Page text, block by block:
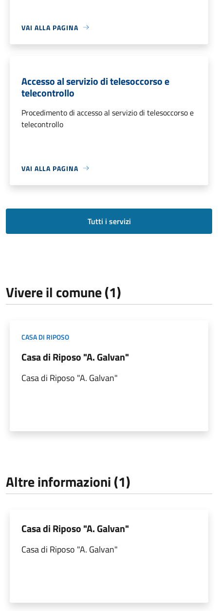
VAI ALLA PAGINA
Accesso al servizio di telesoccorso e
telecontrollo
Procedimento di accesso al servizio di telesoccorso e
telecontrollo
VAI ALLA PAGINA
Tutti i servizi
Vivere il comune (1)
CASA DI RIPOSO
Casa di Riposo "A. Galvan"
Casa di Riposo "A. Galvan"
Altre informazioni (1)
Casa di Riposo "A. Galvan"
Casa di Riposo "A. Galvan"